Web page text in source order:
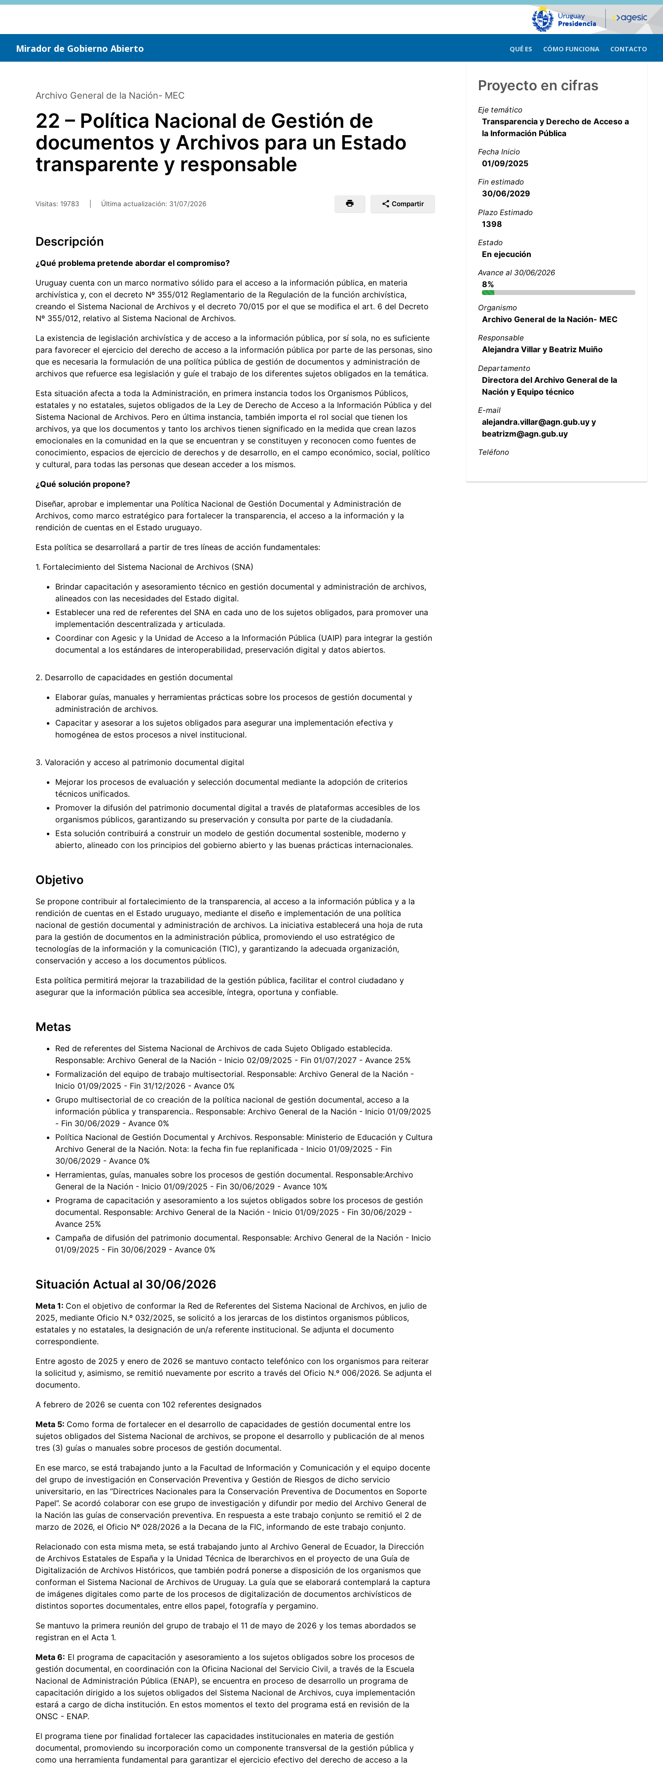
Saltar
Mirador de Gobierno Abierto QUÉ ES CÓMO FUNCIONA CONTACTO
Archivo General de la Nación- MEC
22 – Política Nacional de Gestión de
documentos y Archivos para un Estado
transparente y responsable
Visitas: 19783 Última actualización: 31/07/2026 Compartir
Descripción
¿Qué problema pretende abordar el compromiso?
Uruguay cuenta con un marco normativo sólido para el acceso a la información pública, en materia
archivística y, con el decreto Nº 355/012 Reglamentario de la Regulación de la función archivística,
creando el Sistema Nacional de Archivos y el decreto 70/015 por el que se modifica el art. 6 del Decreto
Nº 355/012, relativo al Sistema Nacional de Archivos.
La existencia de legislación archivística y de acceso a la información pública, por sí sola, no es suficiente
para favorecer el ejercicio del derecho de acceso a la información pública por parte de las personas, sino
que es necesaria la formulación de una política pública de gestión de documentos y administración de
archivos que refuerce esa legislación y guíe el trabajo de los diferentes sujetos obligados en la temática.
Esta situación afecta a toda la Administración, en primera instancia todos los Organismos Públicos,
estatales y no estatales, sujetos obligados de la Ley de Derecho de Acceso a la Información Pública y del
Sistema Nacional de Archivos. Pero en última instancia, también importa el rol social que tienen los
archivos, ya que los documentos y tanto los archivos tienen significado en la medida que crean lazos
emocionales en la comunidad en la que se encuentran y se constituyen y reconocen como fuentes de
conocimiento, espacios de ejercicio de derechos y de desarrollo, en el campo económico, social, político
y cultural, para todas las personas que desean acceder a los mismos.
¿Qué solución propone?
Diseñar, aprobar e implementar una Política Nacional de Gestión Documental y Administración de
Archivos, como marco estratégico para fortalecer la transparencia, el acceso a la información y la
rendición de cuentas en el Estado uruguayo.
Esta política se desarrollará a partir de tres líneas de acción fundamentales:
1. Fortalecimiento del Sistema Nacional de Archivos (SNA)
Brindar capacitación y asesoramiento técnico en gestión documental y administración de archivos,
alineados con las necesidades del Estado digital.
Establecer una red de referentes del SNA en cada uno de los sujetos obligados, para promover una
implementación descentralizada y articulada.
Coordinar con Agesic y la Unidad de Acceso a la Información Pública (UAIP) para integrar la gestión
documental a los estándares de interoperabilidad, preservación digital y datos abiertos.
2. Desarrollo de capacidades en gestión documental
Elaborar guías, manuales y herramientas prácticas sobre los procesos de gestión documental y
administración de archivos.
Capacitar y asesorar a los sujetos obligados para asegurar una implementación efectiva y
homogénea de estos procesos a nivel institucional.
3. Valoración y acceso al patrimonio documental digital
Mejorar los procesos de evaluación y selección documental mediante la adopción de criterios
técnicos unificados.
Promover la difusión del patrimonio documental digital a través de plataformas accesibles de los
organismos públicos, garantizando su preservación y consulta por parte de la ciudadanía.
Esta solución contribuirá a construir un modelo de gestión documental sostenible, moderno y
abierto, alineado con los principios del gobierno abierto y las buenas prácticas internacionales.
Objetivo
Se propone contribuir al fortalecimiento de la transparencia, al acceso a la información pública y a la
rendición de cuentas en el Estado uruguayo, mediante el diseño e implementación de una política
nacional de gestión documental y administración de archivos. La iniciativa establecerá una hoja de ruta
para la gestión de documentos en la administración pública, promoviendo el uso estratégico de
tecnologías de la información y la comunicación (TIC), y garantizando la adecuada organización,
conservación y acceso a los documentos públicos.
Esta política permitirá mejorar la trazabilidad de la gestión pública, facilitar el control ciudadano y
asegurar que la información pública sea accesible, íntegra, oportuna y confiable.
Metas
Red de referentes del Sistema Nacional de Archivos de cada Sujeto Obligado establecida.
Responsable: Archivo General de la Nación - Inicio 02/09/2025 - Fin 01/07/2027 - Avance 25%
Formalización del equipo de trabajo multisectorial. Responsable: Archivo General de la Nación -
Inicio 01/09/2025 - Fin 31/12/2026 - Avance 0%
Grupo multisectorial de co creación de la política nacional de gestión documental, acceso a la
información pública y transparencia.. Responsable: Archivo General de la Nación - Inicio 01/09/2025
- Fin 30/06/2029 - Avance 0%
Política Nacional de Gestión Documental y Archivos. Responsable: Ministerio de Educación y Cultura
Archivo General de la Nación. Nota: la fecha fin fue replanificada - Inicio 01/09/2025 - Fin
30/06/2029 - Avance 0%
Herramientas, guías, manuales sobre los procesos de gestión documental. Responsable:Archivo
General de la Nación - Inicio 01/09/2025 - Fin 30/06/2029 - Avance 10%
Programa de capacitación y asesoramiento a los sujetos obligados sobre los procesos de gestión
documental. Responsable: Archivo General de la Nación - Inicio 01/09/2025 - Fin 30/06/2029 -
Avance 25%
Campaña de difusión del patrimonio documental. Responsable: Archivo General de la Nación - Inicio
01/09/2025 - Fin 30/06/2029 - Avance 0%
Situación Actual al 30/06/2026
Meta 1: Con el objetivo de conformar la Red de Referentes del Sistema Nacional de Archivos, en julio de
2025, mediante Oficio N.º 032/2025, se solicitó a los jerarcas de los distintos organismos públicos,
estatales y no estatales, la designación de un/a referente institucional. Se adjunta el documento
correspondiente.
Entre agosto de 2025 y enero de 2026 se mantuvo contacto telefónico con los organismos para reiterar
la solicitud y, asimismo, se remitió nuevamente por escrito a través del Oficio N.º 006/2026. Se adjunta el
documento.
A febrero de 2026 se cuenta con 102 referentes designados
Meta 5: Como forma de fortalecer en el desarrollo de capacidades de gestión documental entre los
sujetos obligados del Sistema Nacional de archivos, se propone el desarrollo y publicación de al menos
tres (3) guías o manuales sobre procesos de gestión documental.
En ese marco, se está trabajando junto a la Facultad de Información y Comunicación y el equipo docente
del grupo de investigación en Conservación Preventiva y Gestión de Riesgos de dicho servicio
universitario, en las “Directrices Nacionales para la Conservación Preventiva de Documentos en Soporte
Papel”. Se acordó colaborar con ese grupo de investigación y difundir por medio del Archivo General de
la Nación las guías de conservación preventiva. En respuesta a este trabajo conjunto se remitió el 2 de
marzo de 2026, el Oficio Nº 028/2026 a la Decana de la FIC, informando de este trabajo conjunto.
Relacionado con esta misma meta, se está trabajando junto al Archivo General de Ecuador, la Dirección
de Archivos Estatales de España y la Unidad Técnica de Iberarchivos en el proyecto de una Guía de
Digitalización de Archivos Históricos, que también podrá ponerse a disposición de los organismos que
conforman el Sistema Nacional de Archivos de Uruguay. La guía que se elaborará contemplará la captura
de imágenes digitales como parte de los procesos de digitalización de documentos archivísticos de
distintos soportes documentales, entre ellos papel, fotografía y pergamino.
Se mantuvo la primera reunión del grupo de trabajo el 11 de mayo de 2026 y los temas abordados se
registran en el Acta 1.
Meta 6: El programa de capacitación y asesoramiento a los sujetos obligados sobre los procesos de
gestión documental, en coordinación con la Oficina Nacional del Servicio Civil, a través de la Escuela
Nacional de Administración Pública (ENAP), se encuentra en proceso de desarrollo un programa de
capacitación dirigido a los sujetos obligados del Sistema Nacional de Archivos, cuya implementación
estará a cargo de dicha institución. En estos momentos el texto del programa está en revisión de la
ONSC - ENAP.
El programa tiene por finalidad fortalecer las capacidades institucionales en materia de gestión
documental, promoviendo su incorporación como un componente transversal de la gestión pública y
como una herramienta fundamental para garantizar el ejercicio efectivo del derecho de acceso a la
Proyecto en cifras
Eje temático
Transparencia y Derecho de Acceso a
la Información Pública
Fecha Inicio
01/09/2025
Fin estimado
30/06/2029
Plazo Estimado
1398
Estado
En ejecución
Avance al 30/06/2026
8%
Organismo
Archivo General de la Nación- MEC
Responsable
Alejandra Villar y Beatriz Muiño
Departamento
Directora del Archivo General de la
Nación y Equipo técnico
E-mail
alejandra.villar@agn.gub.uy y
beatrizm@agn.gub.uy
Teléfono